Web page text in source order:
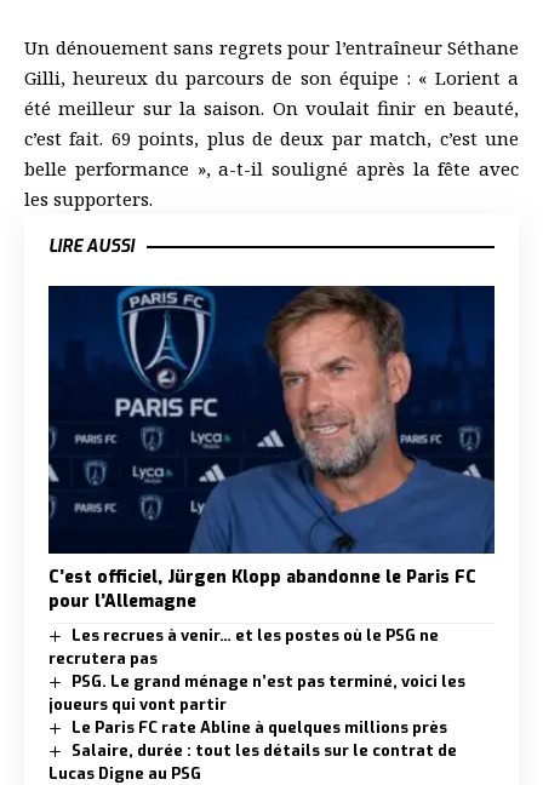
Un dénouement sans regrets pour l’entraîneur Séthane
Gilli, heureux du parcours de son équipe : « Lorient a
été meilleur sur la saison. On voulait finir en beauté,
c’est fait. 69 points, plus de deux par match, c’est une
belle performance », a-t-il souligné après la fête avec
les supporters.
LIRE AUSSI
C’est officiel, Jürgen Klopp abandonne le Paris FC
pour l’Allemagne
Les recrues à venir… et les postes où le PSG ne
recrutera pas
PSG. Le grand ménage n’est pas terminé, voici les
joueurs qui vont partir
Le Paris FC rate Abline à quelques millions près
Salaire, durée : tout les détails sur le contrat de
Lucas Digne au PSG